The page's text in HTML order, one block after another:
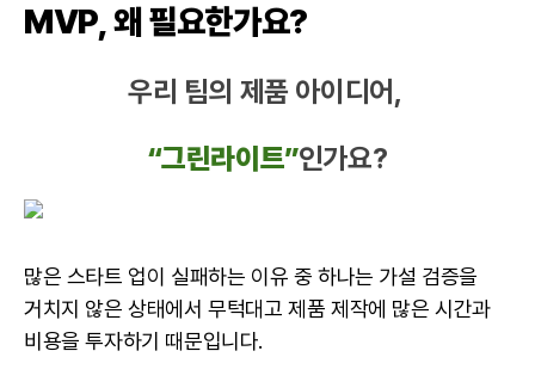
MVP, 왜 필요한가요?
우리 팀의 제품 아이디어,
“그린라이트”인가요?
많은 스타트 업이 실패하는 이유 중 하나는 가설 검증을
거치지 않은 상태에서 무턱대고 제품 제작에 많은 시간과
비용을 투자하기 때문입니다.